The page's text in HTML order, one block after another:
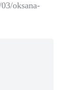
oksana-